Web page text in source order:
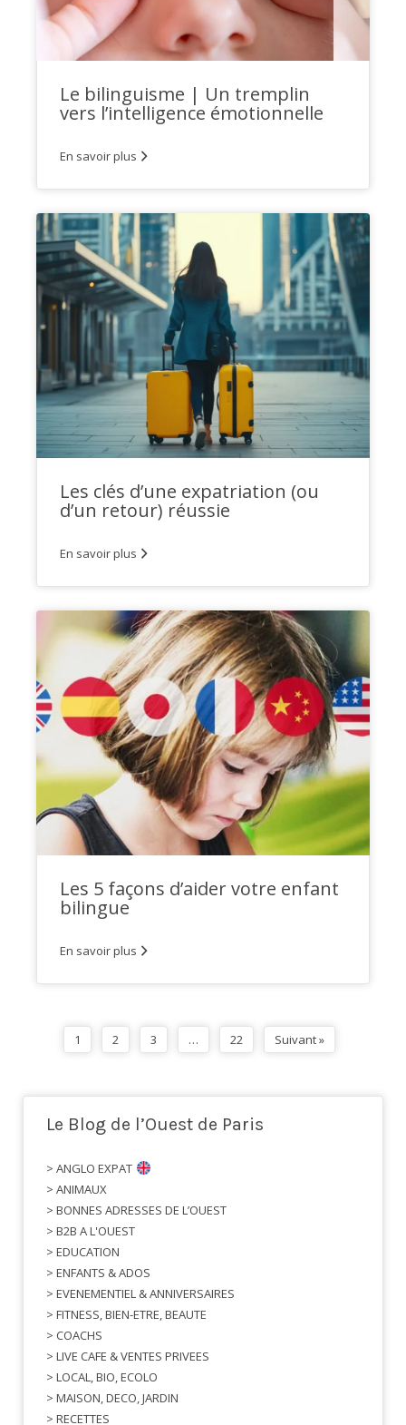
Le bilinguisme | Un tremplin
vers l’intelligence émotionnelle
En savoir plus
Les clés d’une expatriation (ou
d’un retour) réussie
En savoir plus
Les 5 façons d’aider votre enfant
bilingue
En savoir plus
1 2 3 … 22 Suivant »
Le Blog de l’Ouest de Paris
> ANGLO EXPAT
> ANIMAUX
> BONNES ADRESSES DE L’OUEST
> B2B A L'OUEST
> EDUCATION
> ENFANTS & ADOS
> EVENEMENTIEL & ANNIVERSAIRES
> FITNESS, BIEN-ETRE, BEAUTE
> COACHS
> LIVE CAFE & VENTES PRIVEES
> LOCAL, BIO, ECOLO
> MAISON, DECO, JARDIN
> RECETTES